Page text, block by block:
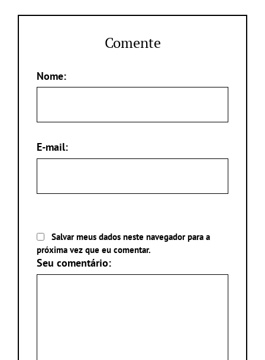
Comente
Nome:
E-mail:
Salvar meus dados neste navegador para a
próxima vez que eu comentar.
Seu comentário: